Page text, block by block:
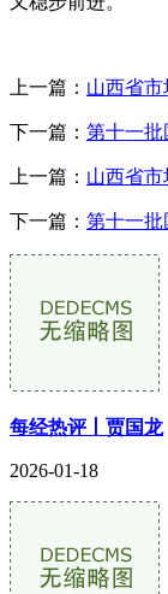
上一篇： 山西省市
下一篇： 第十一批
上一篇： 山西省市
下一篇： 第十一批
每经热评丨贾国龙
2026-01-18